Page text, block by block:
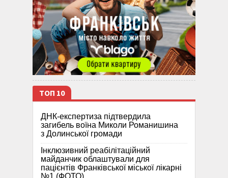
ТОП 10
ДНК-експертиза підтвердила
загибель воїна Миколи Романишина
з Долинської громади
Інклюзивний реабілітаційний
майданчик облаштували для
пацієнтів Франківської міської лікарні
№1 (ФОТО)